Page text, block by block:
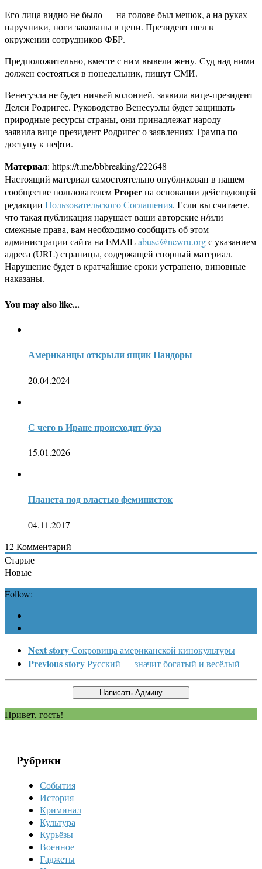
Его лица видно не было — на голове был мешок, а на руках
наручники, ноги закованы в цепи. Президент шел в
окружении сотрудников ФБР.
Предположительно, вместе с ним вывели жену. Суд над ними
должен состояться в понедельник, пишут СМИ.
Венесуэла не будет ничьей колонией, заявила вице-президент
Делси Родригес. Руководство Венесуэлы будет защищать
природные ресурсы страны, они принадлежат народу —
заявила вице-президент Родригес о заявлениях Трампа по
доступу к нефти.
Материал: https://t.me/bbbreaking/222648
Настоящий материал самостоятельно опубликован в нашем
сообществе пользователемProperна основании действующей
редакции Пользовательского Соглашения. Если вы считаете,
что такая публикация нарушает ваши авторские и/или
смежные права, вам необходимо сообщить об этом
администрации сайта на EMAILabuse@newru.orgс указанием
адреса (URL) страницы, содержащей спорный материал.
Нарушение будет в кратчайшие сроки устранено, виновные
наказаны.
You may also like...
Американцы открыли ящик Пандоры
20.04.2024
С чего в Иране происходит буза
15.01.2026
Планета под властью феминисток
04.11.2017
12Комментарий
Старые
Новые
Follow:
Next storyСокровища американской кинокультуры
Previous storyРусский — значит богатый и весёлый
Привет, гость!
Рубрики
События
История
Криминал
Культура
Курьёзы
Военное
Гаджеты